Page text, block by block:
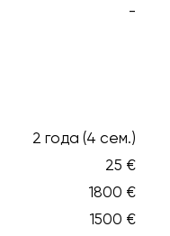
-
2 года (4 сем.)
25 €
1800 €
1500 €